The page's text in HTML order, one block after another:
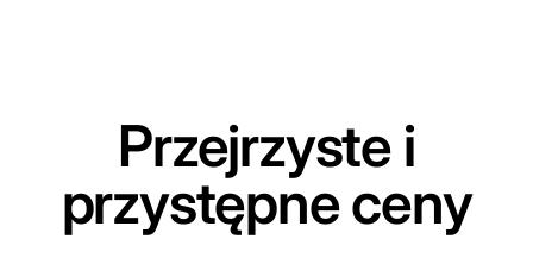
Przejrzyste i
przystępne ceny